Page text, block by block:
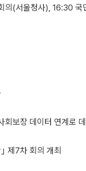
(서울청사), 16:30 국
보장 데이터 연계로
제7차 회의 개최